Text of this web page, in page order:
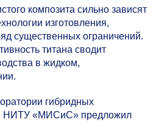
композита сильно зависят
изготовления,
существенных ограничений.
титана сводит
в жидком,
гибридных
НИТУ «МИСиС» предложил